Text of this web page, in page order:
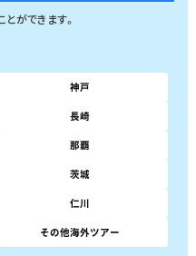
ができます。
神戸
長崎
那覇
茨城
仁川
その他海外ツアー